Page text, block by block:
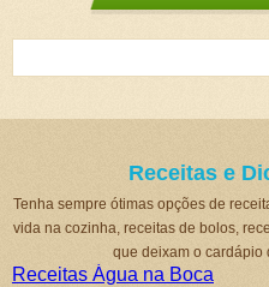
Receitas e
Tenha sempre ótimas opções de
vida na cozinha, receitas de bolos,
que deixam o cardápio
Receitas Água na Boca